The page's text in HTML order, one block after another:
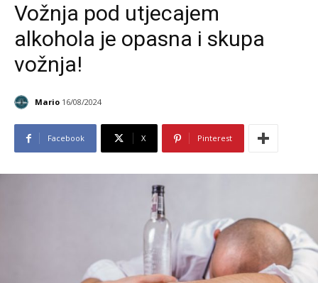
Vožnja pod utjecajem
alkohola je opasna i skupa
vožnja!
Mario 16/08/2024
Facebook X Pinterest